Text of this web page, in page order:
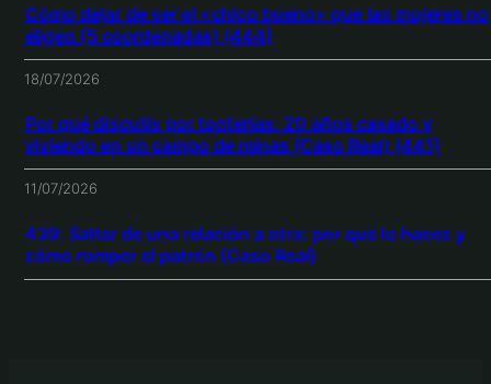
Cómo dejar de ser el «chico bueno» que las mujeres no
eligen (5 coordenadas) (444)
18/07/2026
Por qué discutís por tonterías: 20 años casado y
viviendo en un campo de minas (Caso Real) (441)
11/07/2026
439: Saltar de una relación a otra: por qué lo haces y
cómo romper el patrón (Caso Real)